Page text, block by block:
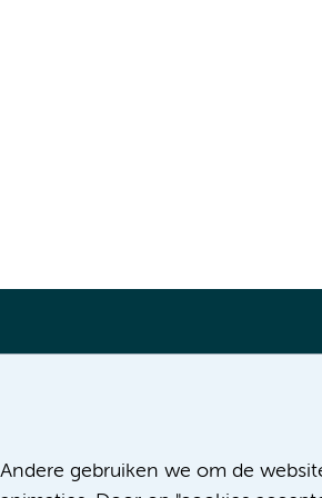
gebruiken we om de
UMC